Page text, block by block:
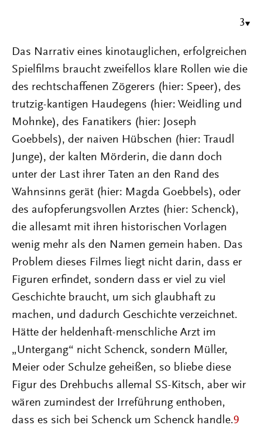
3
Das Narrativ eines kinotauglichen, erfolgreichen
Spielfilms braucht zweifellos klare Rollen wie die
des rechtschaffenen Zögerers (hier: Speer), des
trutzig-kantigen Haudegens (hier: Weidling und
Mohnke), des Fanatikers (hier: Joseph
Goebbels), der naiven Hübschen (hier: Traudl
Junge), der kalten Mörderin, die dann doch
unter der Last ihrer Taten an den Rand des
Wahnsinns gerät (hier: Magda Goebbels), oder
des aufopferungsvollen Arztes (hier: Schenck),
die allesamt mit ihren historischen Vorlagen
wenig mehr als den Namen gemein haben. Das
Problem dieses Filmes liegt nicht darin, dass er
Figuren erfindet, sondern dass er viel zu viel
Geschichte braucht, um sich glaubhaft zu
machen, und dadurch Geschichte verzeichnet.
Hätte der heldenhaft-menschliche Arzt im
„Untergang“ nicht Schenck, sondern Müller,
Meier oder Schulze geheißen, so bliebe diese
Figur des Drehbuchs allemal SS-Kitsch, aber wir
wären zumindest der Irreführung enthoben,
dass es sich bei Schenck um Schenck handle.9